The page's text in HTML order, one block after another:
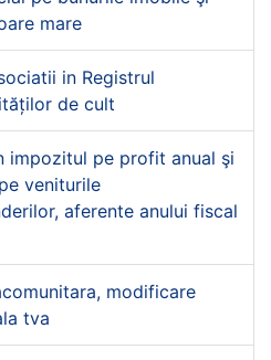
mare
in Registrul
de cult
impozitul pe profit anual şi
veniturile
aferente anului fiscal
modificare
tva